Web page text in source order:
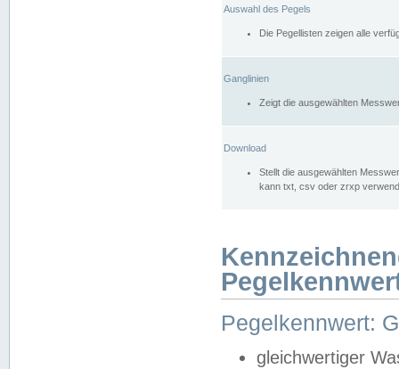
Auswahl des Pegels
Die Pegellisten zeigen alle
Ganglinien
Zeigt die ausgewählten
Download
Stellt die ausgewählten
kann txt, csv oder zrxp
Pegelkennwert:
gleichwertiger